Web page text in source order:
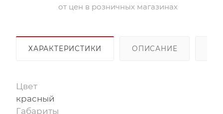
от цен в розничных магазинах
ХАРАКТЕРИСТИКИ ОПИСАНИЕ
Цвет
красный
Габариты